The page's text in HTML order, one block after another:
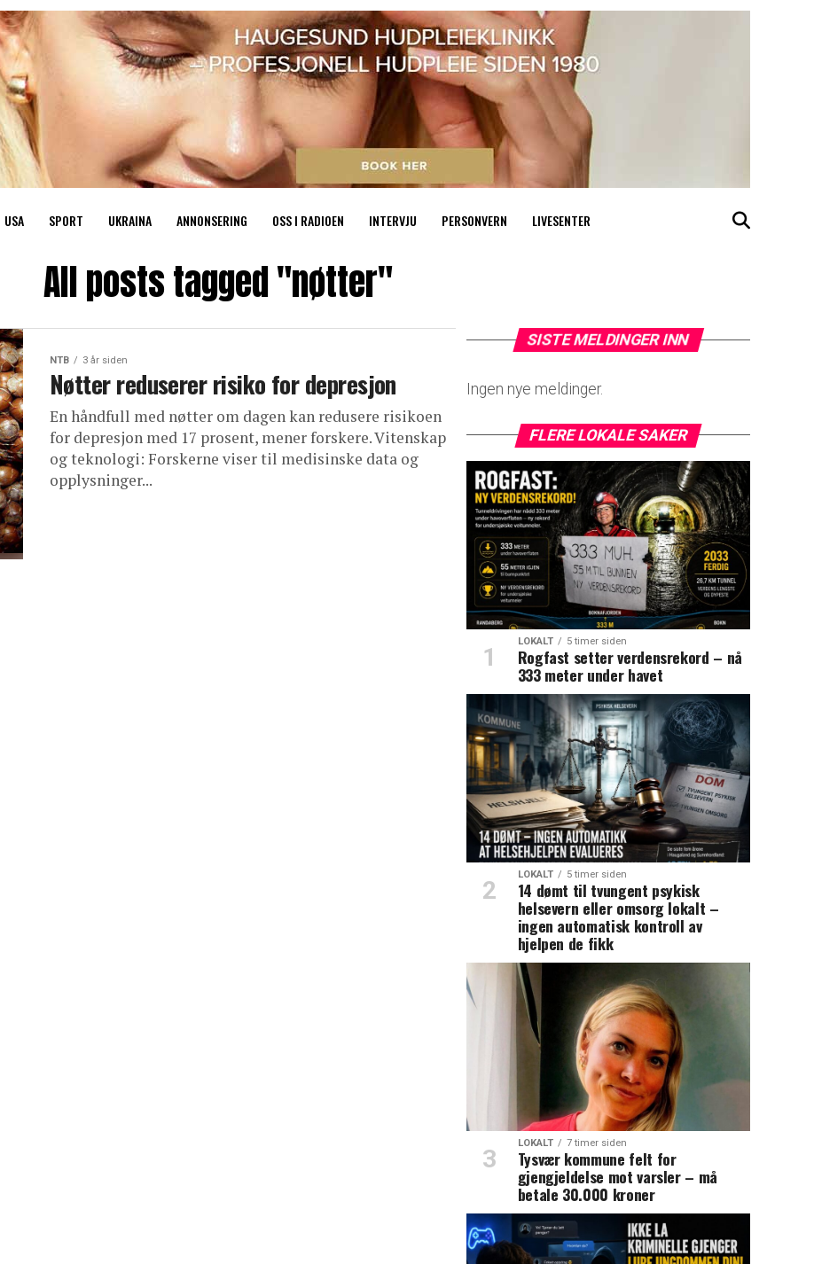
USA SPORT UKRAINA ANNONSERING OSS I RADIOEN INTERVJU PERSONVERN LIVESENTER
All posts tagged "nøtter"
NTB 3 år siden
Nøtter reduserer risiko for depresjon
En håndfull med nøtter om dagen kan redusere risikoen
for depresjon med 17 prosent, mener forskere. Vitenskap
og teknologi: Forskerne viser til medisinske data og
opplysninger...
SISTE MELDINGER INN
Ingen nye meldinger.
FLERE LOKALE SAKER
LOKALT 5 timer siden
Rogfast setter verdensrekord – nå
333 meter under havet
LOKALT 5 timer siden
14 dømt til tvungent psykisk
helsevern eller omsorg lokalt –
ingen automatisk kontroll av
hjelpen de fikk
LOKALT 7 timer siden
Tysvær kommune felt for
gjengjeldelse mot varsler – må
betale 30.000 kroner